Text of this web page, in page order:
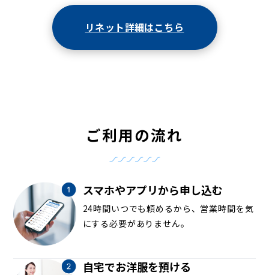
リネット詳細はこちら
ご利用の流れ
スマホやアプリから申し込む
24時間いつでも頼めるから、営業時間を気
にする必要がありません。
自宅でお洋服を預ける